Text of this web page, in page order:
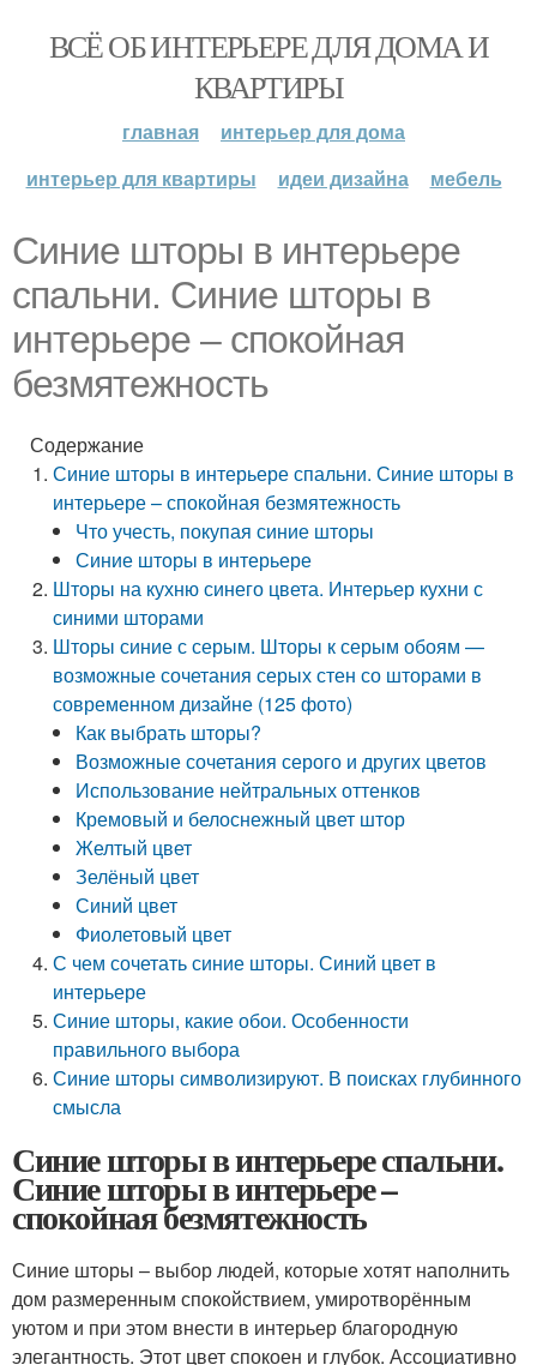
ВСЁ ОБ ИНТЕРЬЕРЕ ДЛЯ ДОМА И
КВАРТИРЫ
главная
интерьер для дома
интерьер для квартиры
идеи дизайна мебель
Синие шторы в интерьере
спальни. Синие шторы в
интерьере – спокойная
безмятежность
Содержание
Синие шторы в интерьере спальни. Синие шторы в
интерьере – спокойная безмятежность
Что учесть, покупая синие шторы
Синие шторы в интерьере
Шторы на кухню синего цвета. Интерьер кухни с
синими шторами
Шторы синие с серым. Шторы к серым обоям —
возможные сочетания серых стен со шторами в
современном дизайне (125 фото)
Как выбрать шторы?
Возможные сочетания серого и других цветов
Использование нейтральных оттенков
Кремовый и белоснежный цвет штор
Желтый цвет
Зелёный цвет
Синий цвет
Фиолетовый цвет
С чем сочетать синие шторы. Синий цвет в
интерьере
Синие шторы, какие обои. Особенности
правильного выбора
Синие шторы символизируют. В поисках глубинного
смысла
Синие шторы в интерьере спальни.
Синие шторы в интерьере –
спокойная безмятежность
Синие шторы – выбор людей, которые хотят наполнить
дом размеренным спокойствием, умиротворённым
уютом и при этом внести в интерьер благородную
элегантность. Этот цвет спокоен и глубок. Ассоциативно